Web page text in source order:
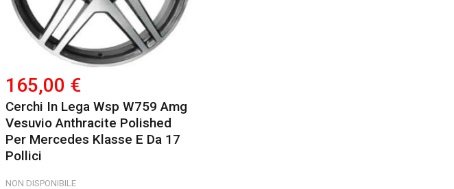
165,00 €
Cerchi In Lega Wsp W759 Amg
Vesuvio Anthracite Polished
Per Mercedes Klasse E Da 17
Pollici
NON DISPONIBILE